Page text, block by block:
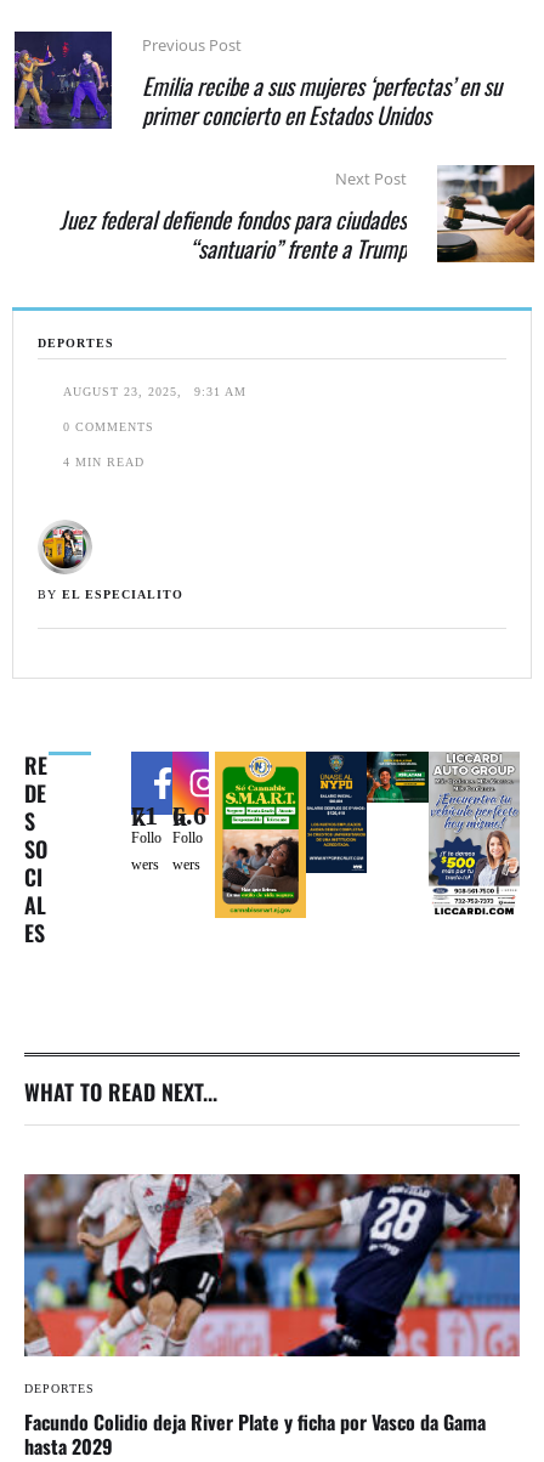
DEPORTES
AUGUST 23, 2025 9:31 AM
0 COMMENTS
4 MIN READ
BY EL ESPECIALITO
RE
DE
S
SO
CI
AL
ES
71k
Follo
wers
6.6k
Follo
wers
Previous Post
Emilia recibe a sus mujeres ‘perfectas’ en su
primer concierto en Estados Unidos
Next Post
Juez federal defiende fondos para ciudades
“santuario” frente a Trump
WHAT TO READ NEXT...
DEPORTES
Facundo Colidio deja River Plate y ficha por Vasco da Gama
hasta 2029